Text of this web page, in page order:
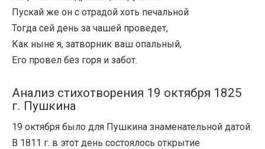
Пускай же он с отрадой хоть печальной
Тогда сей день за чашей проведет,
Как ныне я, затворник ваш опальный,
Его провел без горя и забот.
Анализ стихотворения 19 октября 1825
г. Пушкина
19 октября было для Пушкина знаменательной датой.
В 1811 г. в этот день состоялось открытие